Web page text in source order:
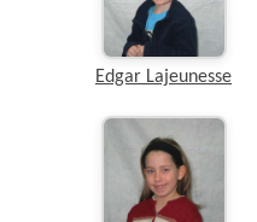
Edgar Lajeunesse